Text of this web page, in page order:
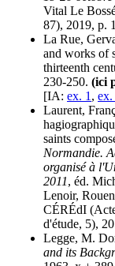
Vital Le
87), 2019, p.
La Rue,
and works of
thirteenth
230-250. (ici
[IA: ex. 1 , ex.
Laurent,
saints
Normandie.
organisé à
2011, éd.
Lenoir,
CÉRÉdI
d'étude, 5),
Legge, M.
and its